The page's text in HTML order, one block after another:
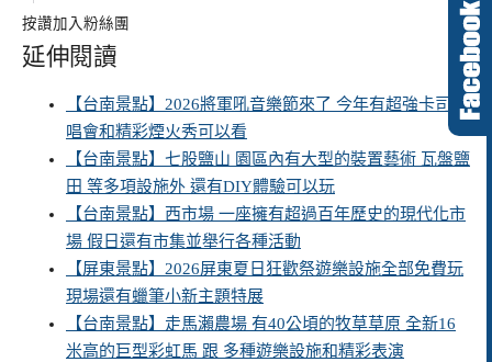
按讚加入粉絲團
延伸閱讀
【台南景點】2026將軍吼音樂節來了 今年有超強卡司演
唱會和精彩煙火秀可以看
【台南景點】七股鹽山 園區內有大型的裝置藝術 瓦盤鹽
田 等多項設施外 還有DIY體驗可以玩
【台南景點】西市場 一座擁有超過百年歷史的現代化市
場 假日還有市集並舉行各種活動
【屏東景點】2026屏東夏日狂歡祭遊樂設施全部免費玩
現場還有蠟筆小新主題特展
【台南景點】走馬瀨農場 有40公頃的牧草草原 全新16
米高的巨型彩虹馬 跟 多種遊樂設施和精彩表演